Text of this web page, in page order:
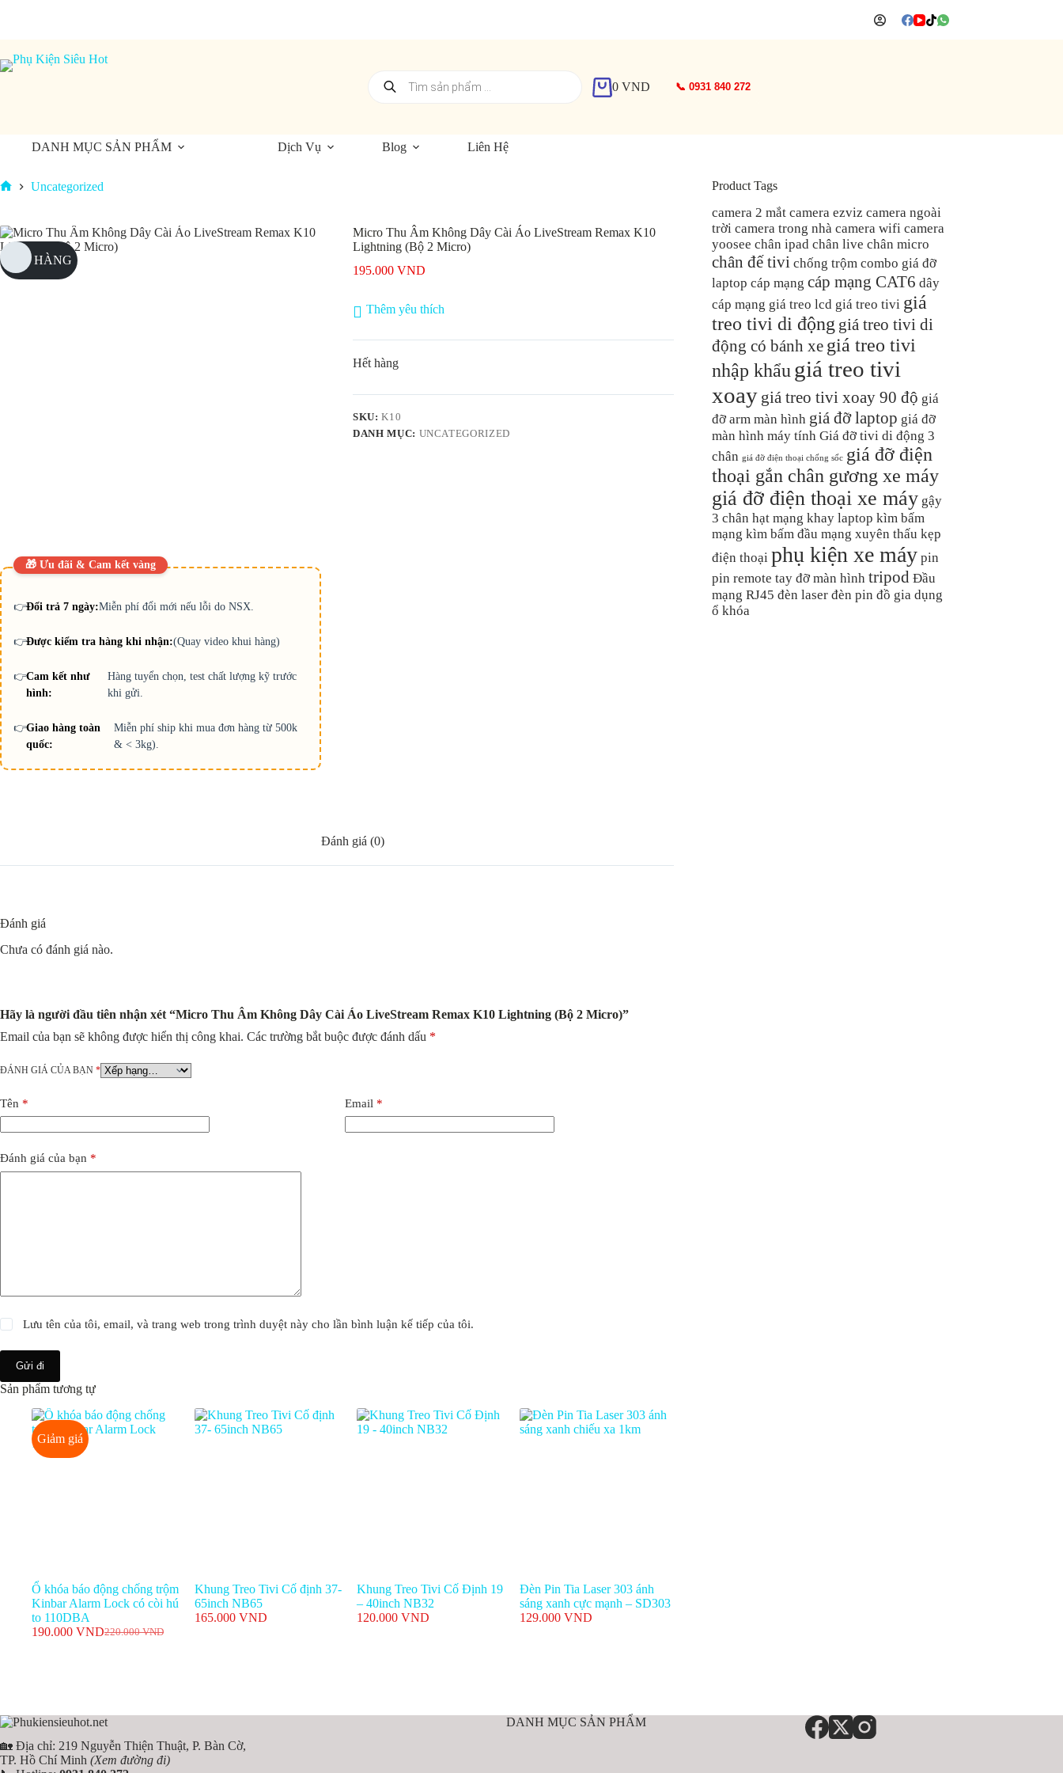
dung
kiếm
Giỏ0 VND 📞 0931 840 272
DANH MỤC SẢN PHẨM Dịch Vụ Blog Liên Hệ
Uncategorized
HẾT HÀNG
🎁 Ưu đãi & Cam kết vàng
👉Đổi trả 7 ngày:Miễn phí đổi mới nếu lỗi do NSX.
👉Được kiểm tra hàng khi nhận:(Quay video khui hàng)
👉Cam kết như
hình:
Hàng tuyển chọn, test chất lượng kỹ trước
khi gửi.
👉Giao hàng toàn
quốc:
Miễn phí ship khi mua đơn hàng từ 500k
& < 3kg).
Micro Thu Âm Không Dây Cài Áo LiveStream Remax K10
Lightning (Bộ 2 Micro)
195.000 VND
Thêm yêu thích
Hết hàng
SKU:K10
DANH MỤC: UNCATEGORIZED
Đánh giá (0)
Đánh giá
Chưa có đánh giá nào.
Hãy là người đầu tiên nhận xét “Micro Thu Âm Không Dây Cài Áo LiveStream Remax K10 Lightning (Bộ 2 Micro)”
Email của bạn sẽ không được hiển thị công khai. Các trường bắt buộc được đánh dấu *
ĐÁNH GIÁ CỦA BẠN *
Tên * Email *
Đánh giá của bạn *
Lưu tên của tôi, email, và trang web trong trình duyệt này cho lần bình luận kế tiếp của tôi.
Gửi đi
Sản phẩm tương tự
Giảm giá
Ổ khóa báo động chống trộm
Kinbar Alarm Lock có còi hú
to 110DBA
220.000VND
Giá
190.000 VNDGiá
Khung Treo Tivi Cố định 37-
65inch NB65
165.000 VND
Khung Treo Tivi Cố Định 19
– 40inch NB32
120.000 VND
Đèn Pin Tia Laser 303 ánh
sáng xanh cực mạnh – SD303
129.000 VND
Product Tags
camera 2 mắt camera ezviz camera ngoài
trời camera trong nhà camera wifi camera
yoosee chân ipad chân live chân micro
chân đế tivi chống trộm combo giá đỡ
laptop cáp mạng cáp mạng CAT6 dây
cáp mạng giá treo lcd giá treo tivi giá
treo tivi di động giá treo tivi di
động có bánh xe giá treo tivi
nhập khẩu giá treo tivi
xoay giá treo tivi xoay 90 độ giá
đỡ arm màn hình giá đỡ laptop giá đỡ
màn hình máy tính Giá đỡ tivi di động 3
chân giá đỡ điện thoại chống sốc giá đỡ điện
thoại gắn chân gương xe máy
giá đỡ điện thoại xe máy gậy
3 chân hạt mạng khay laptop kìm bấm
mạng kìm bấm đầu mạng xuyên thấu kẹp
điện thoại phụ kiện xe máy pin
pin remote tay đỡ màn hình tripod Đầu
mạng RJ45 đèn laser đèn pin đồ gia dụng
ổ khóa
🏡 Địa chỉ: 219 Nguyễn Thiện Thuật, P. Bàn Cờ,
TP. Hồ Chí Minh (Xem đường đi)
DANH MỤC SẢN PHẨM